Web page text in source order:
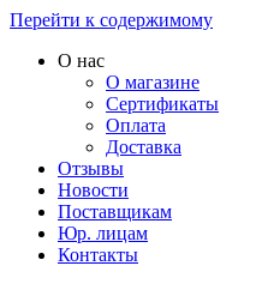
Перейти к содержимому
О нас
О магазине
Сертификаты
Оплата
Доставка
Отзывы
Новости
Поставщикам
Юр. лицам
Контакты